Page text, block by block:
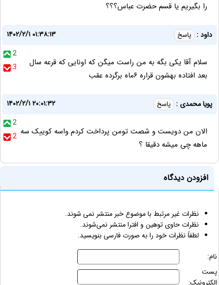
را بگیریم یا قسم حضرت عباس؟؟؟
داود : پاسخ
۱۴۰۲/۲/۱ ۰۱:۳۸:۱۳
2
3
سلام آقا یکی بگه به من راست میگن که اونایی که قرعه سال
بعد افتاده بهشون قراره ۶ماه برگرده عقب
پویا محمدی : پاسخ
۱۴۰۲/۲/۱ ۲۰:۰۱:۳۲
2
2 الان من دویست و شصت تومن پرداخت کردم واسه کوییک سه
ماهه چی میشه دقیقا ؟
افزودن دیدگاه
نظرات غیر مرتبط با موضوع خبر منتشر نمی شوند.
نظرات حاوی توهین و افترا منتشر نمی‌شوند.
لطفاً نظرات خود را به صورت فارسی بنویسید.
نام:
پست
الکترونیک: